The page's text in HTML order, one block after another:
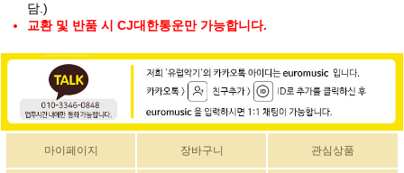
담.)
교환 및 반품 시 CJ대한통운만 가능합니다.
마이페이지 장바구니 관심상품